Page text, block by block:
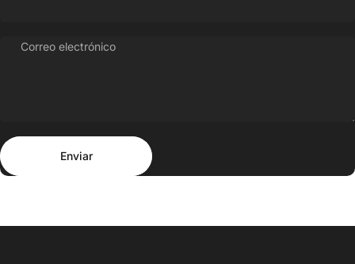
Correo electrónico
Enviar
Enviar